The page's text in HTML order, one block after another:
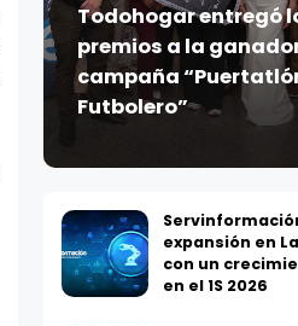
Todohogar entregó
premios a la
campaña
Futbolero”
expansión en
con un
en el 1S 2026